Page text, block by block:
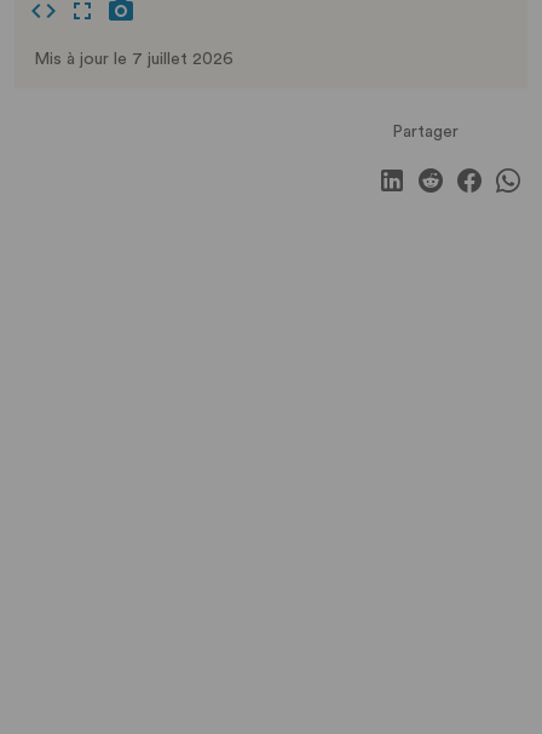
Mis à jour le 7 juillet 2026
Partager